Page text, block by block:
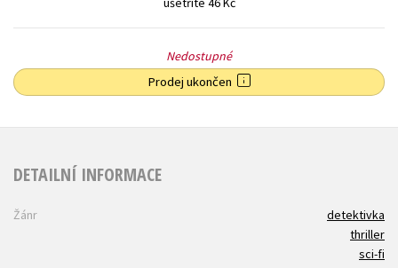
Nedostupné
Prodej ukončen
DETAILNÍ INFORMACE
Žánr
detektivka
thriller
sci-fi